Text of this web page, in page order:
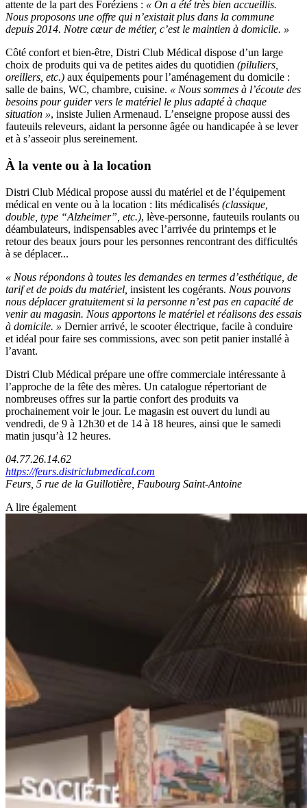
attente de la part des Foréziens : « On a été très bien accueillis.
Nous proposons une offre qui n’existait plus dans la commune
depuis 2014. Notre cœur de métier, c’est le maintien à domicile. »
Côté confort et bien-être, Distri Club Médical dispose d’un large
choix de produits qui va de petites aides du quotidien (piluliers,
oreillers, etc.) aux équipements pour l’aménagement du domicile :
salle de bains, WC, chambre, cuisine. « Nous sommes à l’écoute des
besoins pour guider vers le matériel le plus adapté à chaque
situation », insiste Julien Armenaud. L’enseigne propose aussi des
fauteuils releveurs, aidant la personne âgée ou handicapée à se lever
et à s’asseoir plus sereinement.
À la vente ou à la location
Distri Club Médical propose aussi du matériel et de l’équipement
médical en vente ou à la location : lits médicalisés (classique,
double, type “Alzheimer”, etc.), lève-personne, fauteuils roulants ou
déambulateurs, indispensables avec l’arrivée du printemps et le
retour des beaux jours pour les personnes rencontrant des difficultés
à se déplacer...
« Nous répondons à toutes les demandes en termes d’esthétique, de
tarif et de poids du matériel, insistent les cogérants. Nous pouvons
nous déplacer gratuitement si la personne n’est pas en capacité de
venir au magasin. Nous apportons le matériel et réalisons des essais
à domicile. » Dernier arrivé, le scooter électrique, facile à conduire
et idéal pour faire ses commissions, avec son petit panier installé à
l’avant.
Distri Club Médical prépare une offre commerciale intéressante à
l’approche de la fête des mères. Un catalogue répertoriant de
nombreuses offres sur la partie confort des produits va
prochainement voir le jour. Le magasin est ouvert du lundi au
vendredi, de 9 à 12h30 et de 14 à 18 heures, ainsi que le samedi
matin jusqu’à 12 heures.
04.77.26.14.62
https://feurs.districlubmedical.com
Feurs, 5 rue de la Guillotière, Faubourg Saint-Antoine
A lire également